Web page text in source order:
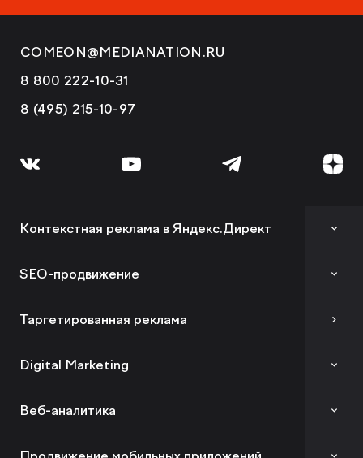
COMEON@MEDIANATION.RU
8 800 222-10-31
8 (495) 215-10-97
Контекстная реклама в Яндекс.Директ
Аудит контекстной рекламы
SEO-продвижение
SEO-аудит сайта
SEO-продвижение в вашей тематике
Таргетированная реклама
Digital Marketing
Комплексный digital-маркетинг
Веб-аналитика
Аудит веб-аналитики